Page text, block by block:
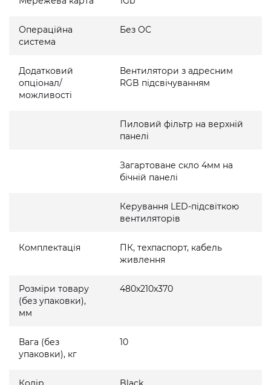
Операційна
система
Без ОС
Додатковий
опціонал/
можливості
Вентилятори з адресним
RGB підсвічуванням
Пиловий фільтр на верхній
панелі
Загартоване скло 4мм на
бічній панелі
Керування LED-підсвіткою
вентиляторів
Комплектація
ПК, техпаспорт, кабель
живлення
Розміри товару
(без упаковки),
мм
480x210x370
Вага (без
упаковки), кг
10